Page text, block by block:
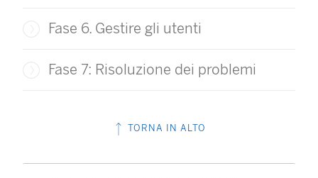
Fase 6. Gestire gli utenti
Fase 7: Risoluzione dei problemi
TORNA IN ALTO